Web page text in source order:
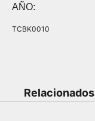
AÑO:
TCBK0010
Relacionados